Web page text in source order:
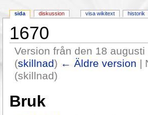
1670
Version från den 18
(skillnad) ← Äldre version |
(skillnad)
Bruk
sida diskussion visa wikitext historik